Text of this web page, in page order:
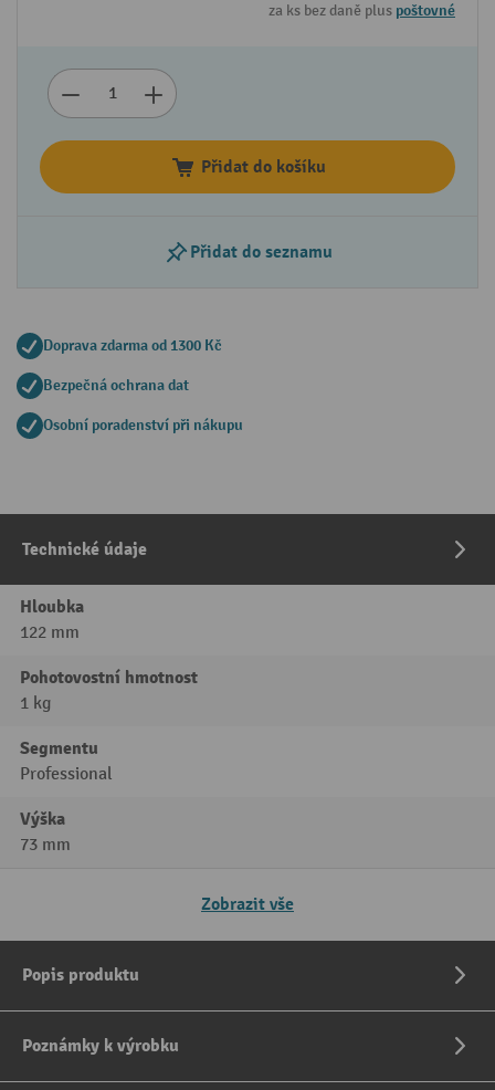
za ks bez daně plus poštovné
Přidat do košíku
Přidat do seznamu
Doprava zdarma od 1300 Kč
Bezpečná ochrana dat
Osobní poradenství při nákupu
Technické údaje
Hloubka
122 mm
Pohotovostní hmotnost
1 kg
Segmentu
Professional
Výška
73 mm
Zobrazit vše
Popis produktu
Poznámky k výrobku